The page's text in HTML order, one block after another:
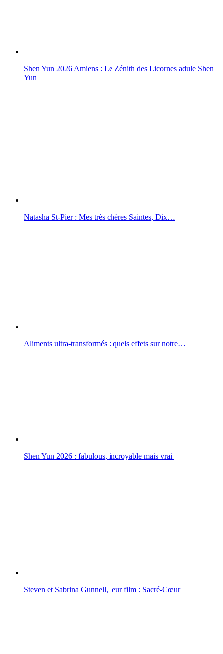
Shen Yun 2026 Amiens : Le Zénith des Licornes adule Shen
Yun
Natasha St-Pier : Mes très chères Saintes, Dix…
Aliments ultra-transformés : quels effets sur notre…
Shen Yun 2026 : fabulous, incroyable mais vrai
Steven et Sabrina Gunnell, leur film : Sacré-Cœur